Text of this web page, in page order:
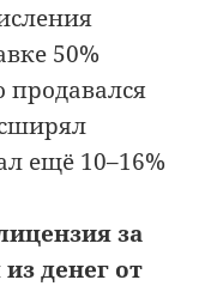
50%
продавался
ещё 10–16%
за
денег от